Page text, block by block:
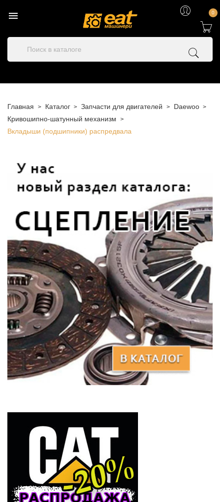
 0
Главная Каталог Запчасти для двигателей
Daewoo
Кривошипно-шатунный механизм
Вкладыши (подшипники) распредвала